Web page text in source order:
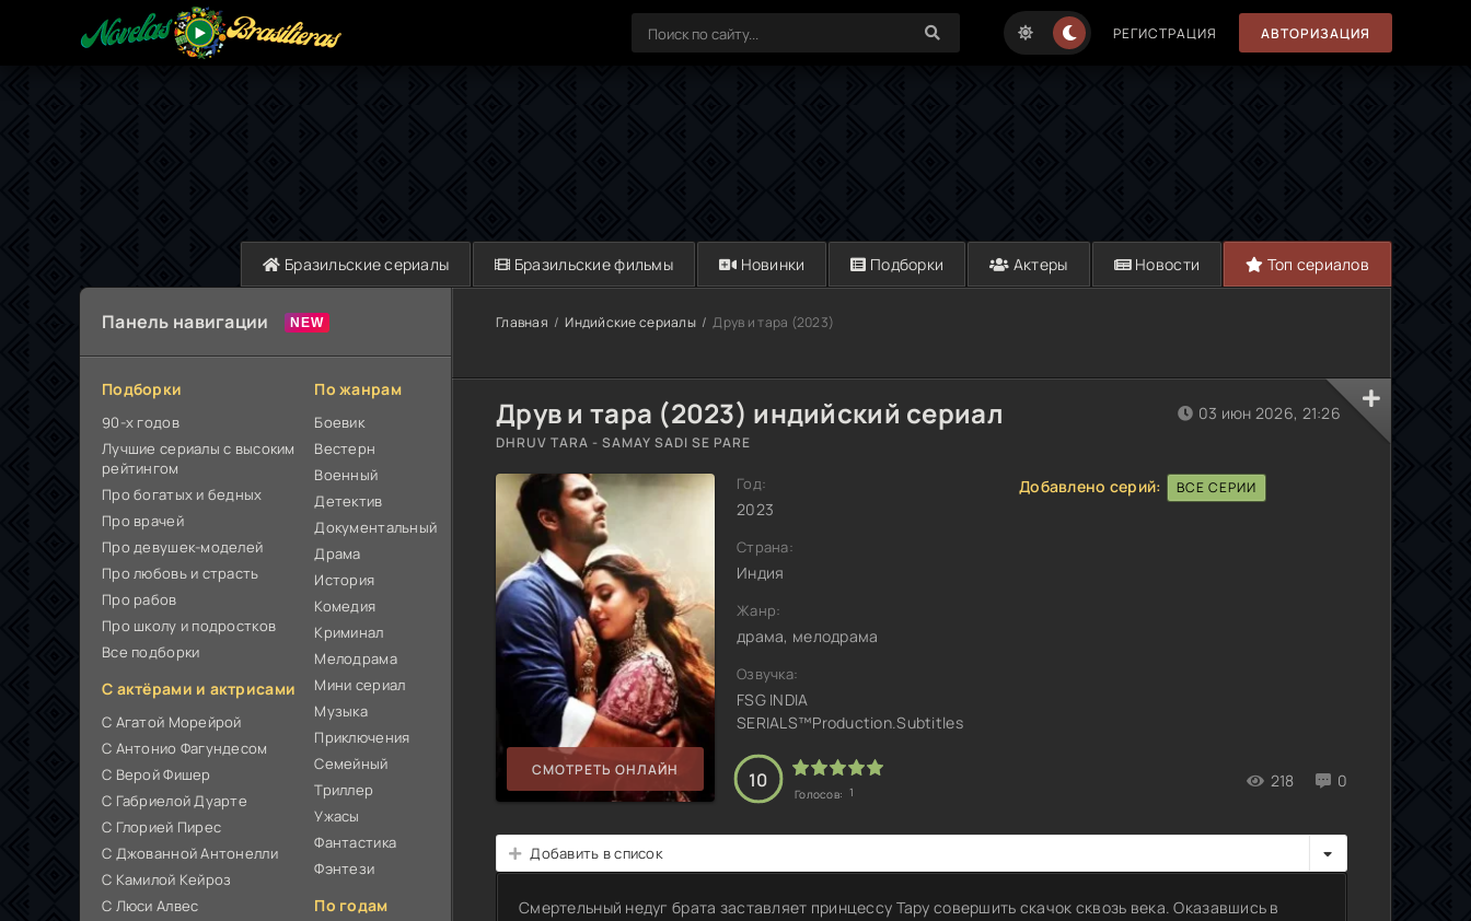
РЕГИСТРАЦИЯ АВТОРИЗАЦИЯ
Бразильские сериалы Бразильские фильмы Новинки Подборки Актеры Новости Топ сериалов
Панель навигации
Подборки
90-х годов
Лучшие сериалы с высоким
рейтингом
Про богатых и бедных
Про врачей
Про девушек-моделей
Про любовь и страсть
Про рабов
Про школу и подростков
Все подборки
С актёрами и актрисами
С Агатой Морейрой
С Антонио Фагундесом
С Верой Фишер
С Габриелой Дуарте
С Глорией Пирес
С Джованной Антонелли
С Камилой Кейроз
С Люси Алвес
По жанрам
Боевик
Вестерн
Военный
Детектив
Документальный
Драма
История
Комедия
Криминал
Мелодрама
Мини сериал
Музыка
Приключения
Семейный
Триллер
Ужасы
Фантастика
Фэнтези
По годам
Главная Индийские сериалы Друв и тара (2023)
Друв и тара (2023) индийский сериал
DHRUV TARA - SAMAY SADI SE PARE
СМОТРЕТЬ ОНЛАЙН
Год:
2023
Страна:
Индия
Жанр:
драма, мелодрама
Озвучка:
FSG INDIA
SERIALS™Production.Subtitles
10
Голосов: 1
218 0
03 июн 2026, 21:26
Добавлено серий: ВСЕ СЕРИИ
Добавить в список
Смертельный недуг брата заставляет принцессу Тару совершить скачок сквозь века. Оказавшись в